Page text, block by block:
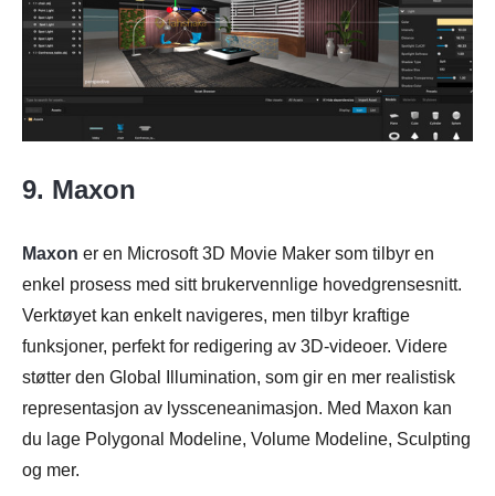
9. Maxon
Maxon er en Microsoft 3D Movie Maker som tilbyr en
enkel prosess med sitt brukervennlige hovedgrensesnitt.
Verktøyet kan enkelt navigeres, men tilbyr kraftige
funksjoner, perfekt for redigering av 3D-videoer. Videre
støtter den Global Illumination, som gir en mer realistisk
representasjon av lyssceneanimasjon. Med Maxon kan
du lage Polygonal Modeline, Volume Modeline, Sculpting
og mer.